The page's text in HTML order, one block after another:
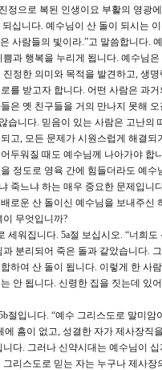
정으로 복된 인생이요 부활의 영광
되십니다. 예수님이 산 돌이 되시는
사람들의 빛이라.”고 말씀합니다.
과 행복을 누리게 됩니다. 예수님
정한 의미와 목적을 발견하고, 생
를 받고자 합니다. 어떤 사람은 과
은 옛 친구들을 거의 만나지 못해
니다. 믿음이 있는 사람은 고난의
고, 모든 문제가 시원스럽게 해결
두워질 때도 예수님께 나아가야 합
정도로 영육 간에 힘들더라도 예
죽느냐 하는 매우 중요한 문제입
로운 산 돌이신 예수님을 보내주신
무엇입니까?
워집니다. 5a절 보십시오. “너희
분리되어 죽은 돌과 같았습니다.
하여 산 돌이 됩니다. 이렇게 한 사
안 됩니다. 신령한 집을 짓는데 있
절입니다. “예수 그리스도로 말미
흠이 없고, 성결한 자가 제사장직
다. 그러나 신약시대는 예수님이
리스도로 믿는 자는 누구나 제사